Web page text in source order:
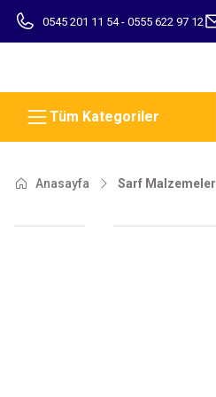
0545 201 11 54 - 0555 622 97 12
Tüm Kategoriler
Anasayfa Sarf Malzemeler